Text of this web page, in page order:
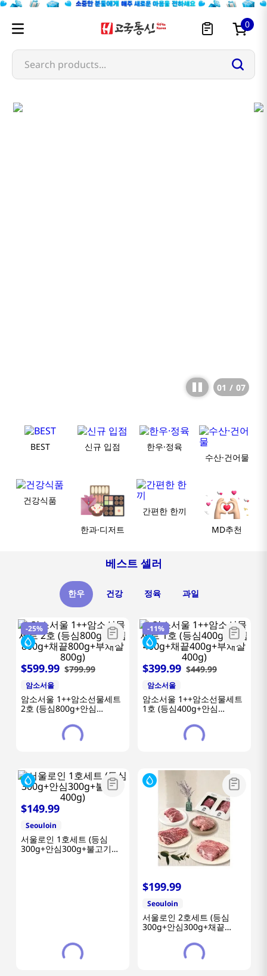
0
Search products...
01 / 07
BEST 신규 입점
한우·정육
수산·건어물
건강식품
한과·디저트
간편한 한끼
MD추천
베스트 셀러
한우 건강 정육 과일
-25%
$599.99 $799.99
암소서울
암소서울 1++암소선물세트
2호 (등심800g+안심
800g+채끝800g+부채살
-11%
$399.99 $449.99
암소서울
암소서울 1++암소선물세트
1호 (등심400g+안심
400g+채끝400g+부채살
$149.99
Seouloin
서울로인 1호세트 (등심
300g+안심300g+불고기
400g)
$199.99
Seouloin
서울로인 2호세트 (등심
300g+안심300g+채끝
300g+불고기300g)